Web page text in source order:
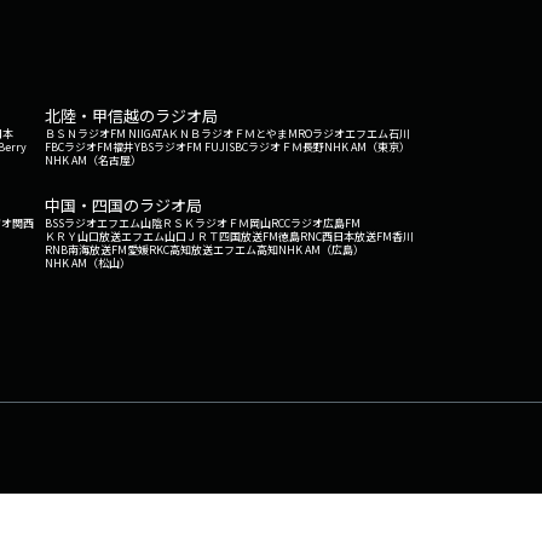
本
北陸・甲信越のラジオ局
ＢＳＮラジオFM NIIGATAＫＮＢラジオ ＦＭとやまMROラジオエフエム石川
FBCラジオFM福井YBSラジオFM FUJISBCラジオ ＦＭ長野NHK AM（東京）
NHK AM（名古屋）
関西
中国・四国のラジオ局
BSSラジオエフエム山陰ＲＳＫラジオ ＦＭ岡山RCCラジオ広島FM
ＫＲＹ山口放送エフエム山口 ＪＲＴ四国放送FM徳島RNC西日本放送FM香川
RNB南海放送FM愛媛RKC高知放送エフエム高知NHK AM（広島）
NHK AM（松山）